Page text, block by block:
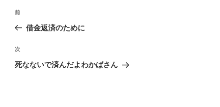
投
ビ
ゲ
前
の
稿
前
借金返済のために
次
の
次
死なないで済んだよわかばさん